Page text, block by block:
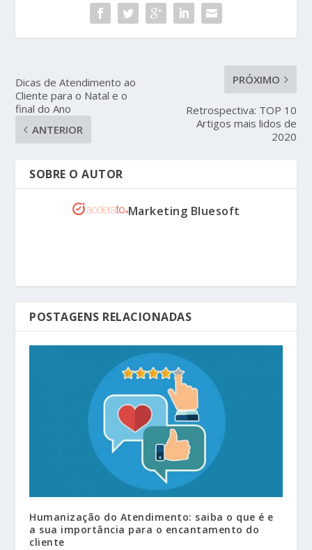
Dicas de Atendimento ao
Cliente para o Natal e o
final do Ano
ANTERIOR
PRÓXIMO
Retrospectiva: TOP 10
Artigos mais lidos de
2020
SOBRE O AUTOR
Marketing Bluesoft
POSTAGENS RELACIONADAS
Humanização do Atendimento: saiba o que é e
a sua importância para o encantamento do
cliente